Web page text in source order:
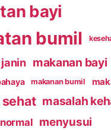
bayi
bumil
makanan bayi
makanan bumil
sehat masalah
menyusui